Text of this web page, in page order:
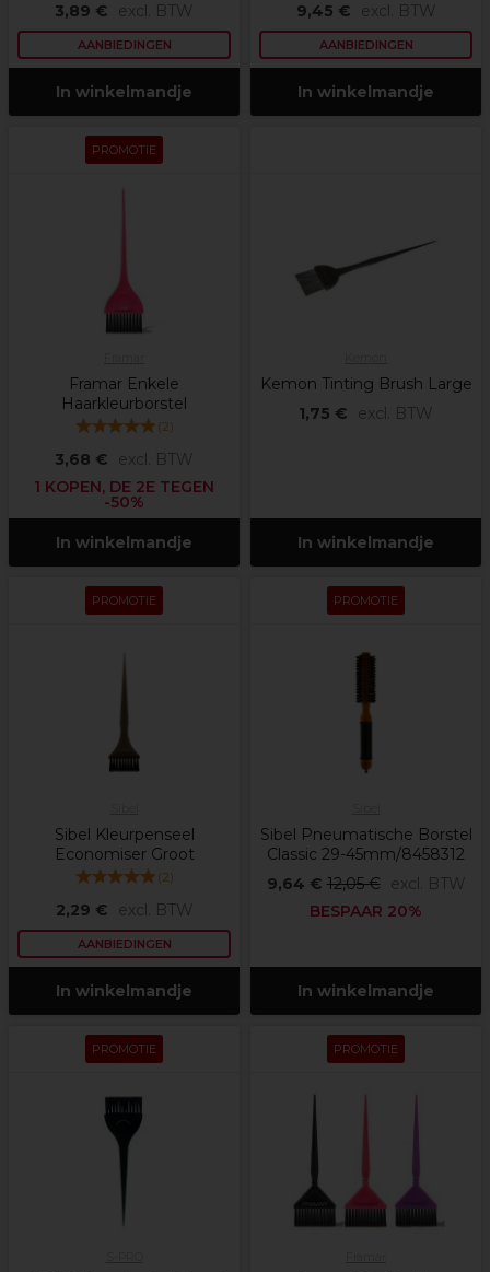
3,89 €
excl. BTW
AANBIEDINGEN
In winkelmandje
9,45 €
excl. BTW
AANBIEDINGEN
In winkelmandje
PROMOTIE
Framar Enkele
Haarkleurborstel
(2)
3,68 €
excl. BTW
1 KOPEN, DE 2E TEGEN
-50%
In winkelmandje
Kemon Tinting Brush Large
1,75 €
excl. BTW
In winkelmandje
PROMOTIE
Sibel Kleurpenseel
Economiser Groot
(2)
2,29 € excl. BTW
AANBIEDINGEN
In winkelmandje
PROMOTIE
Sibel Pneumatische Borstel
Classic 29-45mm/8458312
9,64 € 12,05 €
excl. BTW
BESPAAR 20%
In winkelmandje
PROMOTIE PROMOTIE